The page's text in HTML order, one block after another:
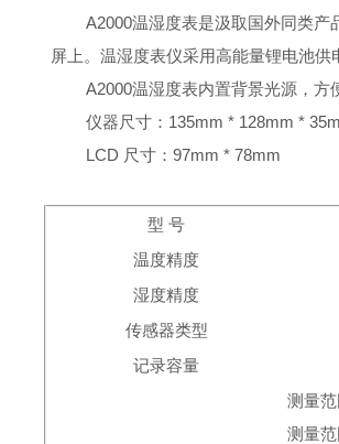
A2000温湿度表是汲取国外同类产
屏上。温湿度表仪采用高能量锂电池
A2000温湿度表内置背景光源，方
仪器尺寸： 135mm * 128mm *
LCD 尺寸： 97mm * 78mm
型 号
温度精度
湿度精度
传感器类型
记录容量
测量范
测量范